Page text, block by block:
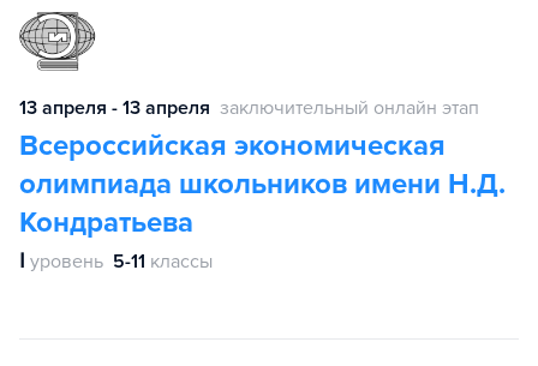
13 апреля - 13 апреля заключительный онлайн этап
Всероссийская экономическая
олимпиада школьников имени Н.Д.
Кондратьева
Ⅰ уровень 5-11 классы